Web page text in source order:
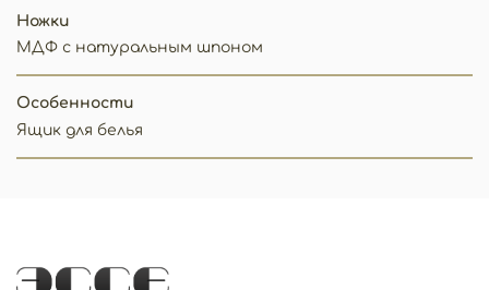
Ножки
МДФ с натуральным шпоном
Особенности
Ящик для белья